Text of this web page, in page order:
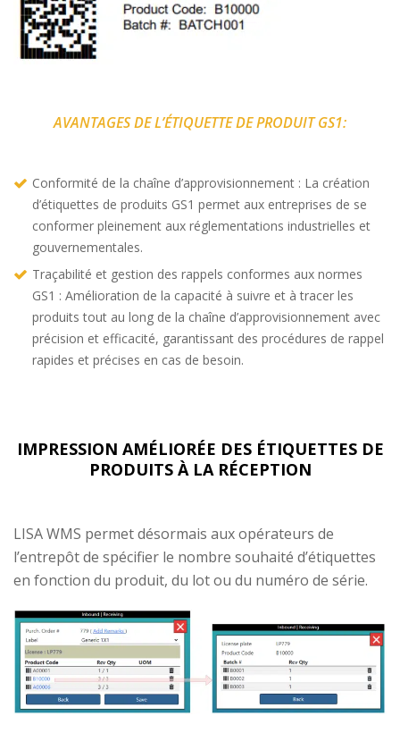
AVANTAGES DE L’ÉTIQUETTE DE PRODUIT GS1:
Conformité de la chaîne d’approvisionnement : La création
d’étiquettes de produits GS1 permet aux entreprises de se
conformer pleinement aux réglementations industrielles et
gouvernementales.
Traçabilité et gestion des rappels conformes aux normes
GS1 : Amélioration de la capacité à suivre et à tracer les
produits tout au long de la chaîne d’approvisionnement avec
précision et efficacité, garantissant des procédures de rappel
rapides et précises en cas de besoin.
IMPRESSION AMÉLIORÉE DES ÉTIQUETTES DE
PRODUITS À LA RÉCEPTION
LISA WMS permet désormais aux opérateurs de
l’entrepôt de spécifier le nombre souhaité d’étiquettes
en fonction du produit, du lot ou du numéro de série.